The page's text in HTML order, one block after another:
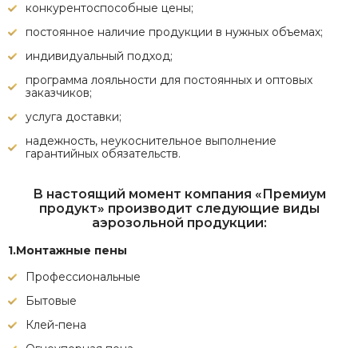
конкурентоспособные цены;
постоянное наличие продукции в нужных объемах;
индивидуальный подход;
программа лояльности для постоянных и оптовых
заказчиков;
услуга доставки;
надежность, неукоснительное выполнение
гарантийных обязательств.
В настоящий момент компания «Премиум
продукт» производит следующие виды
аэрозольной продукции:
1.Монтажные пены
Профессиональные
Бытовые
Клей-пена